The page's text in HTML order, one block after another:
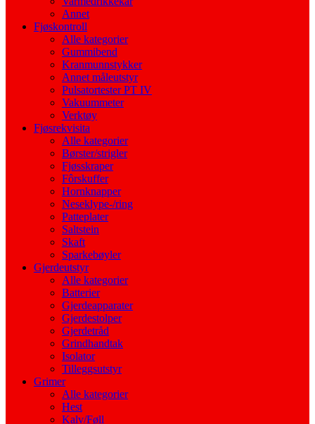
Annet
Fjøskontroll
Alle kategorier
Gummibend
Kranmunnstykker
Annet måleutstyr
Pulsatortester PT IV
Vakuummeter
Verktøy
Fjøsrekvisita
Alle kategorier
Børster/strigler
Fjøsskraper
Fôrskuffer
Hornknapper
Neseklype-/ring
Patteplater
Saltstein
Skaft
Sparkebøyler
Gjerdeutstyr
Alle kategorier
Batterier
Gjerdeapparater
Gjerdestolper
Gjerdetråd
Grindhandtak
Isolator
Tilleggsutstyr
Grimer
Alle kategorier
Hest
Kalv/Føll